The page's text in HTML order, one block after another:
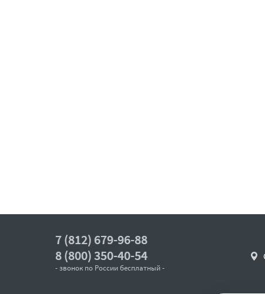
7 (812) 679-96-88
8 (800) 350-40-54
- звонок по России бесплатный -